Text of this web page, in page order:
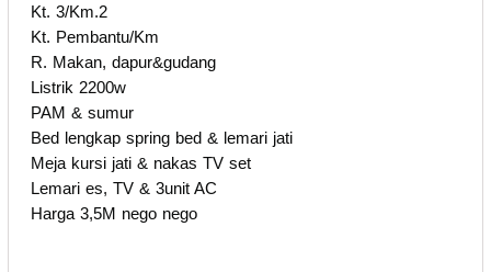
Kt. 3/Km.2
Kt. Pembantu/Km
R. Makan, dapur&gudang
Listrik 2200w
PAM & sumur
Bed lengkap spring bed & lemari jati
Meja kursi jati & nakas TV set
Lemari es, TV & 3unit AC
Harga 3,5M nego nego